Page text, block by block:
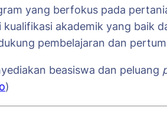
yang berfokus pada
akademik yang baik
pembelajaran dan
beasiswa dan peluang
)